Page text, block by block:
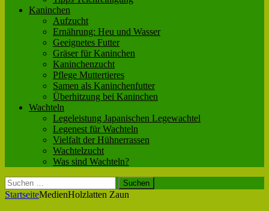
Kaninchen
Aufzucht
Ernährung: Heu und Wasser
Geeignetes Futter
Gräser für Kaninchen
Kaninchenzucht
Pflege Muttertieres
Samen als Kaninchenfutter
Überhitzung bei Kaninchen
Wachteln
Legeleistung Japanischen Legewachtel
Legenest für Wachteln
Vielfalt der Hühnerrassen
Wachtelzucht
Was sind Wachteln?
Suchen
nach:
StartseiteMedienHolzlatten Zaun